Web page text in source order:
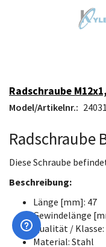
Radschraube
Model/Artikelnr.:
Radschraube
Diese Schraube
Beschreibung:
Länge [mm]: 47
Gewindelänge
Qualität / Klasse:
Material: Stahl